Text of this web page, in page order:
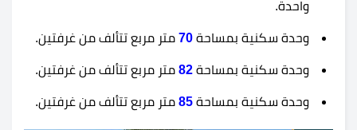
واحدة.
وحدة سكنية بمساحة 70 متر مربع تتألف من غرفتين.
وحدة سكنية بمساحة 82 متر مربع تتألف من غرفتين.
وحدة سكنية بمساحة 85 متر مربع تتألف من غرفتين.